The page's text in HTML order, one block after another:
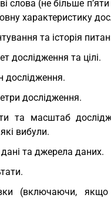
слова (не більше
характеристику
та історія
дослідження та цілі.
дослідження.
дослідження.
та масштаб
вибули.
дані та джерела даних.
(включаючи,